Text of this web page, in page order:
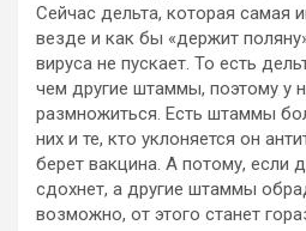
Сейчас дельта, которая самая
везде и как бы «держит
вируса не пускает. То есть
чем другие штаммы, поэтому у
размножиться. Есть штаммы
них и те, кто уклоняется он
берет вакцина. А потому, если
сдохнет, а другие штаммы
возможно, от этого станет